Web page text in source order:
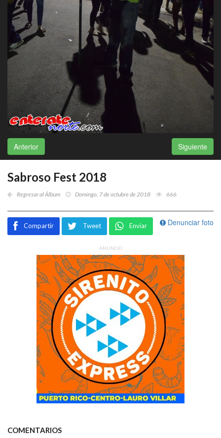
Anterior Siguiente
Sabroso Fest 2018
Regresar al Álbum Domingo, 7 de octubre de 2018 666
Denunciar foto
Compartir Tweet Enviar
ANUNCIO
COMENTARIOS